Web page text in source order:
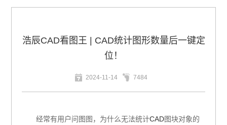
浩辰CAD看图王 | CAD统计图形数量后一键定
位！
2024-11-14 7484
经常有用户问图图，为什么无法统计CAD图块对象的